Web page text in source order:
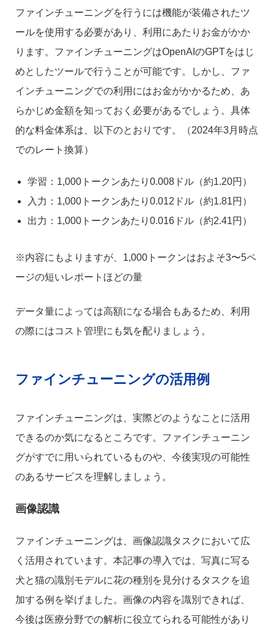
ファインチューニングを行うには機能が装備されたツ
ールを使用する必要があり、利用にあたりお金がかか
ります。ファインチューニングはOpenAIのGPTをはじ
めとしたツールで行うことが可能です。しかし、ファ
インチューニングでの利用にはお金がかかるため、あ
らかじめ金額を知っておく必要があるでしょう。具体
的な料金体系は、以下のとおりです。（2024年3月時点
でのレート換算）
学習：1,000トークンあたり0.008ドル（約1.20円）
入力：1,000トークンあたり0.012ドル（約1.81円）
出力：1,000トークンあたり0.016ドル（約2.41円）
※内容にもよりますが、1,000トークンはおよそ3〜5ペ
ージの短いレポートほどの量
データ量によっては高額になる場合もあるため、利用
の際にはコスト管理にも気を配りましょう。
ファインチューニングの活用例
ファインチューニングは、実際どのようなことに活用
できるのか気になるところです。ファインチューニン
グがすでに用いられているものや、今後実現の可能性
のあるサービスを理解しましょう。
画像認識
ファインチューニングは、画像認識タスクにおいて広
く活用されています。本記事の導入では、写真に写る
犬と猫の識別モデルに花の種別を見分けるタスクを追
加する例を挙げました。画像の内容を識別できれば、
今後は医療分野での解析に役立てられる可能性があり